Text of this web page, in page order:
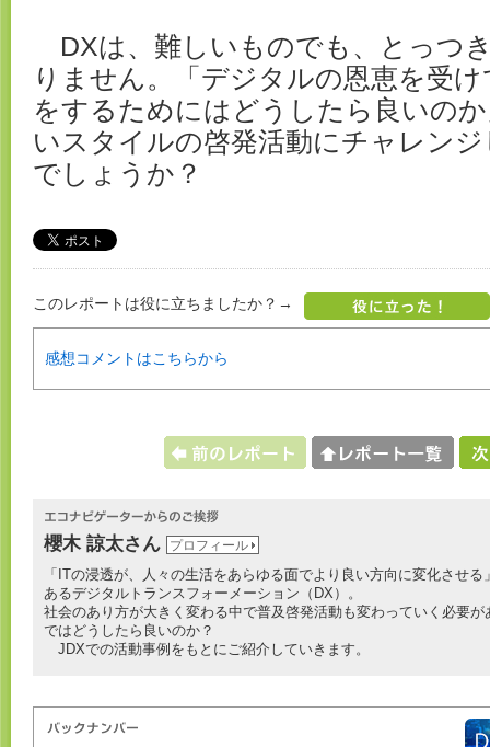
DXは、難しいものでも、とっつ
りません。「デジタルの恩恵を受
をするためにはどうしたら良いの
いスタイルの啓発活動にチャレン
でしょうか？
このレポートは役に立ちましたか？→
感想コメントはこちらから
櫻木 諒太さん プロフィール
「ITの浸透が、人々の生活をあらゆる面でより良い方向に変化させる
あるデジタルトランスフォーメーション（DX）。
社会のあり方が大きく変わる中で普及啓発活動も変わっていく必要が
ではどうしたら良いのか？
JDXでの活動事例をもとにご紹介していきます。